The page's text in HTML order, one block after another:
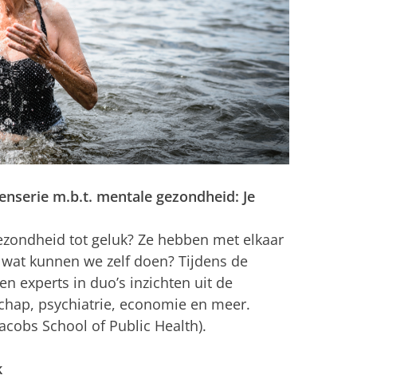
m.b.t. mentale gezondheid: Je
tot geluk? Ze hebben met elkaar
kunnen we zelf doen? Tijdens de
experts in duo’s inzichten uit de
psychiatrie, economie en meer.
School of Public Health).